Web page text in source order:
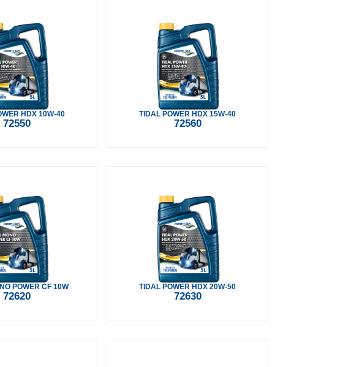
HDX 10W-40
72550
TIDAL POWER HDX 15W-40
72560
POWER CF 10W
72620
TIDAL POWER HDX 20W-50
72630